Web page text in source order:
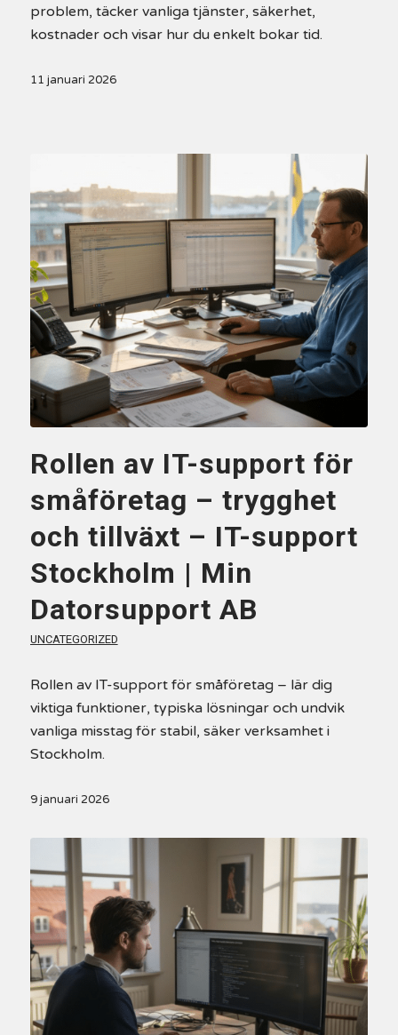
problem, täcker vanliga tjänster, säkerhet,
kostnader och visar hur du enkelt bokar tid.
11 januari 2026
Rollen av IT-support för
småföretag – trygghet
och tillväxt – IT-support
Stockholm | Min
Datorsupport AB
UNCATEGORIZED
Rollen av IT-support för småföretag – lär dig
viktiga funktioner, typiska lösningar och undvik
vanliga misstag för stabil, säker verksamhet i
Stockholm.
9 januari 2026